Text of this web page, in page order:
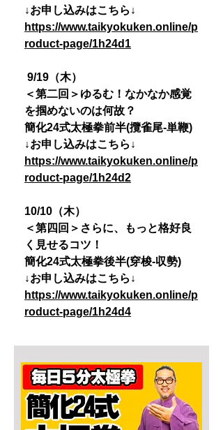
↓お申し込みはこちら↓
https://www.taikyokuken.online/p
roduct-page/1h24d1
9/19（木）
＜第二回＞ゆるむ！なかなか感覚
を掴めないのは何故？
簡化24式太極拳前半(攬雀尾-単鞭)
↓お申し込みはこちら↓
https://www.taikyokuken.online/p
roduct-page/1h24d2
10/10（木）
＜第四回＞さらに、もっと格好良
く見せるコツ！
簡化24式太極拳後半(穿梭-収勢)
↓お申し込みはこちら↓
https://www.taikyokuken.online/p
roduct-page/1h24d4